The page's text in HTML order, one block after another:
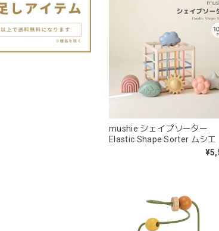
mushie シェイプソーター
Elastic Shape Sorter ムシエ